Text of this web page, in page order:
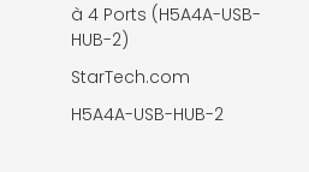
à 4 Ports (H5A4A-USB-
HUB-2)
StarTech.com
H5A4A-USB-HUB-2